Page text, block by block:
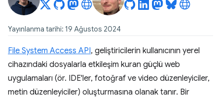
Yayınlanma tarihi: 19 Ağustos 2024
File System Access API, geliştiricilerin kullanıcının yerel
cihazındaki dosyalarla etkileşim kuran güçlü web
uygulamaları (ör. IDE'ler, fotoğraf ve video düzenleyiciler,
metin düzenleyiciler) oluşturmasına olanak tanır. Bir